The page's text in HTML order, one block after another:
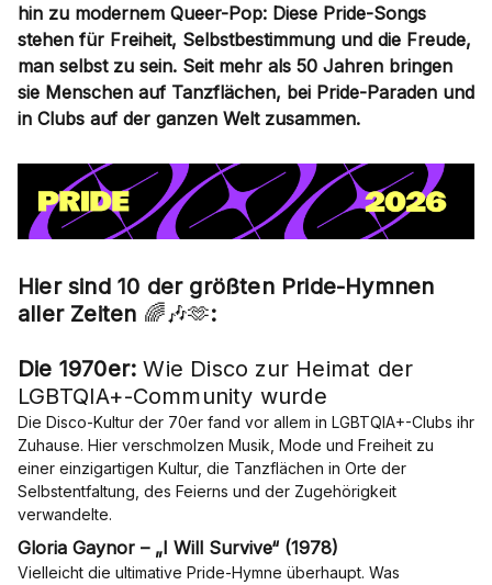
hin zu modernem Queer-Pop: Diese Pride-Songs
stehen für Freiheit, Selbstbestimmung und die Freude,
man selbst zu sein. Seit mehr als 50 Jahren bringen
sie Menschen auf Tanzflächen, bei Pride-Paraden und
in Clubs auf der ganzen Welt zusammen.
Hier sind 10 der größten Pride-Hymnen
aller Zeiten 🌈🎶🫶:
Die 1970er: Wie Disco zur Heimat der
LGBTQIA+-Community wurde
Die Disco-Kultur der 70er fand vor allem in LGBTQIA+-Clubs ihr
Zuhause. Hier verschmolzen Musik, Mode und Freiheit zu
einer einzigartigen Kultur, die Tanzflächen in Orte der
Selbstentfaltung, des Feierns und der Zugehörigkeit
verwandelte.
Gloria Gaynor – „I Will Survive“ (1978)
Vielleicht die ultimative Pride-Hymne überhaupt. Was